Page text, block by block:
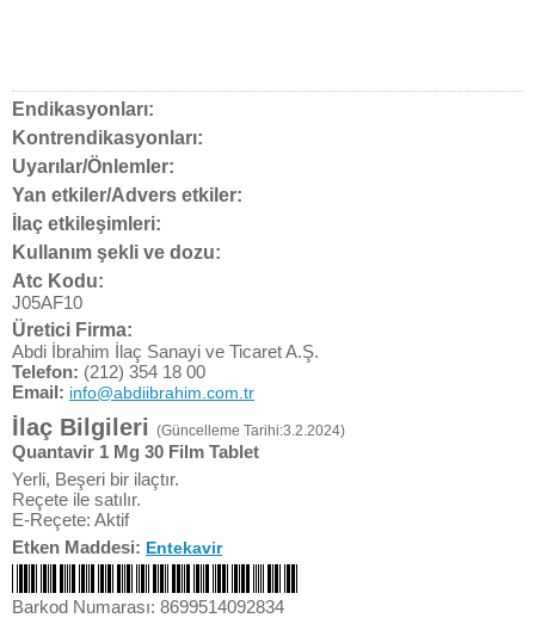
Endikasyonları:
Kontrendikasyonları:
Uyarılar/Önlemler:
Yan etkiler/Advers etkiler:
İlaç etkileşimleri:
Kullanım şekli ve dozu:
Atc Kodu:
J05AF10
Üretici Firma:
Abdi İbrahim İlaç Sanayi ve Ticaret A.Ş.
Telefon: (212) 354 18 00
Email: info@abdiibrahim.com.tr
İlaç Bilgileri (Güncelleme Tarihi:3.2.2024)
Quantavir 1 Mg 30 Film Tablet
Yerli, Beşeri bir ilaçtır.
Reçete ile satılır.
E-Reçete: Aktif
Etken Maddesi: Entekavir
Barkod Numarası: 8699514092834